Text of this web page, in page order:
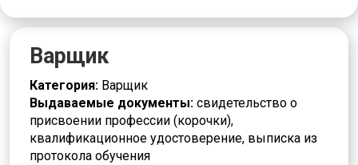
Автоматчик
Агент
Аналитик
Аппаратчик
Безопасность
Бригадир
Бурильщик
Варщик
Категория: Варщик
Выдаваемые документы: свидетельство о
присвоении профессии (корочки),
квалификационное удостоверение, выписка из
протокола обучения